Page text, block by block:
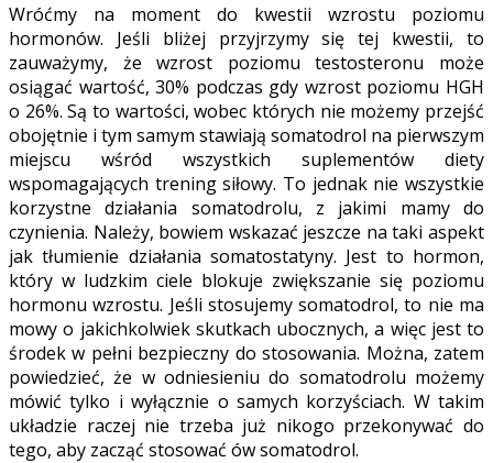
Wróćmy na moment do kwestii wzrostu poziomu
hormonów. Jeśli bliżej przyjrzymy się tej kwestii, to
zauważymy, że wzrost poziomu testosteronu może
osiągać wartość, 30% podczas gdy wzrost poziomu HGH
o 26%. Są to wartości, wobec których nie możemy przejść
obojętnie i tym samym stawiają somatodrol na pierwszym
miejscu wśród wszystkich suplementów diety
wspomagających trening siłowy. To jednak nie wszystkie
korzystne działania somatodrolu, z jakimi mamy do
czynienia. Należy, bowiem wskazać jeszcze na taki aspekt
jak tłumienie działania somatostatyny. Jest to hormon,
który w ludzkim ciele blokuje zwiększanie się poziomu
hormonu wzrostu. Jeśli stosujemy somatodrol, to nie ma
mowy o jakichkolwiek skutkach ubocznych, a więc jest to
środek w pełni bezpieczny do stosowania. Można, zatem
powiedzieć, że w odniesieniu do somatodrolu możemy
mówić tylko i wyłącznie o samych korzyściach. W takim
układzie raczej nie trzeba już nikogo przekonywać do
tego, aby zacząć stosować ów somatodrol.